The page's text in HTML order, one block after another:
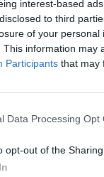
interest-based
to third
of your personal
This information may
Participants that may
Data Processing Opt
opt-out of the